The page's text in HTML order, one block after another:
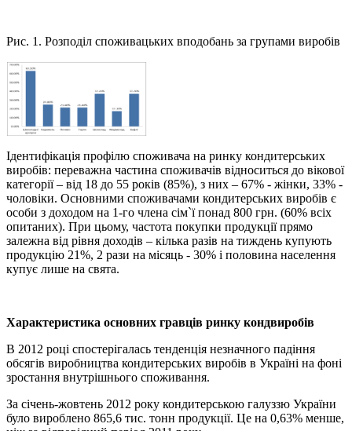
Рис. 1. Розподіл споживацьких вподобань за групами виробів
Ідентифікація профілю споживача на ринку кондитерських
виробів: переважна частина споживачів відноситься до вікової
категорії – від 18 до 55 років (85%), з них – 67% - жінки, 33% -
чоловіки. Основними споживачами кондитерських виробів є
особи з доходом на 1-го члена сім`ї понад 800 грн. (60% всіх
опитаних). При цьому, частота покупки продукції прямо
залежна від рівня доходів – кілька разів на тиждень купують
продукцію 21%, 2 рази на місяць - 30% і половина населення
купує лише на свята.
Характеристика основних гравців ринку кондвиробів
В 2012 році спостерігалась тенденція незначного падіння
обсягів виробництва кондитерських виробів в Україні на фоні
зростання внутрішнього споживання.
За січень-жовтень 2012 року кондитерською галуззю України
було вироблено 865,6 тис. тонн продукції. Це на 0,63% менше,